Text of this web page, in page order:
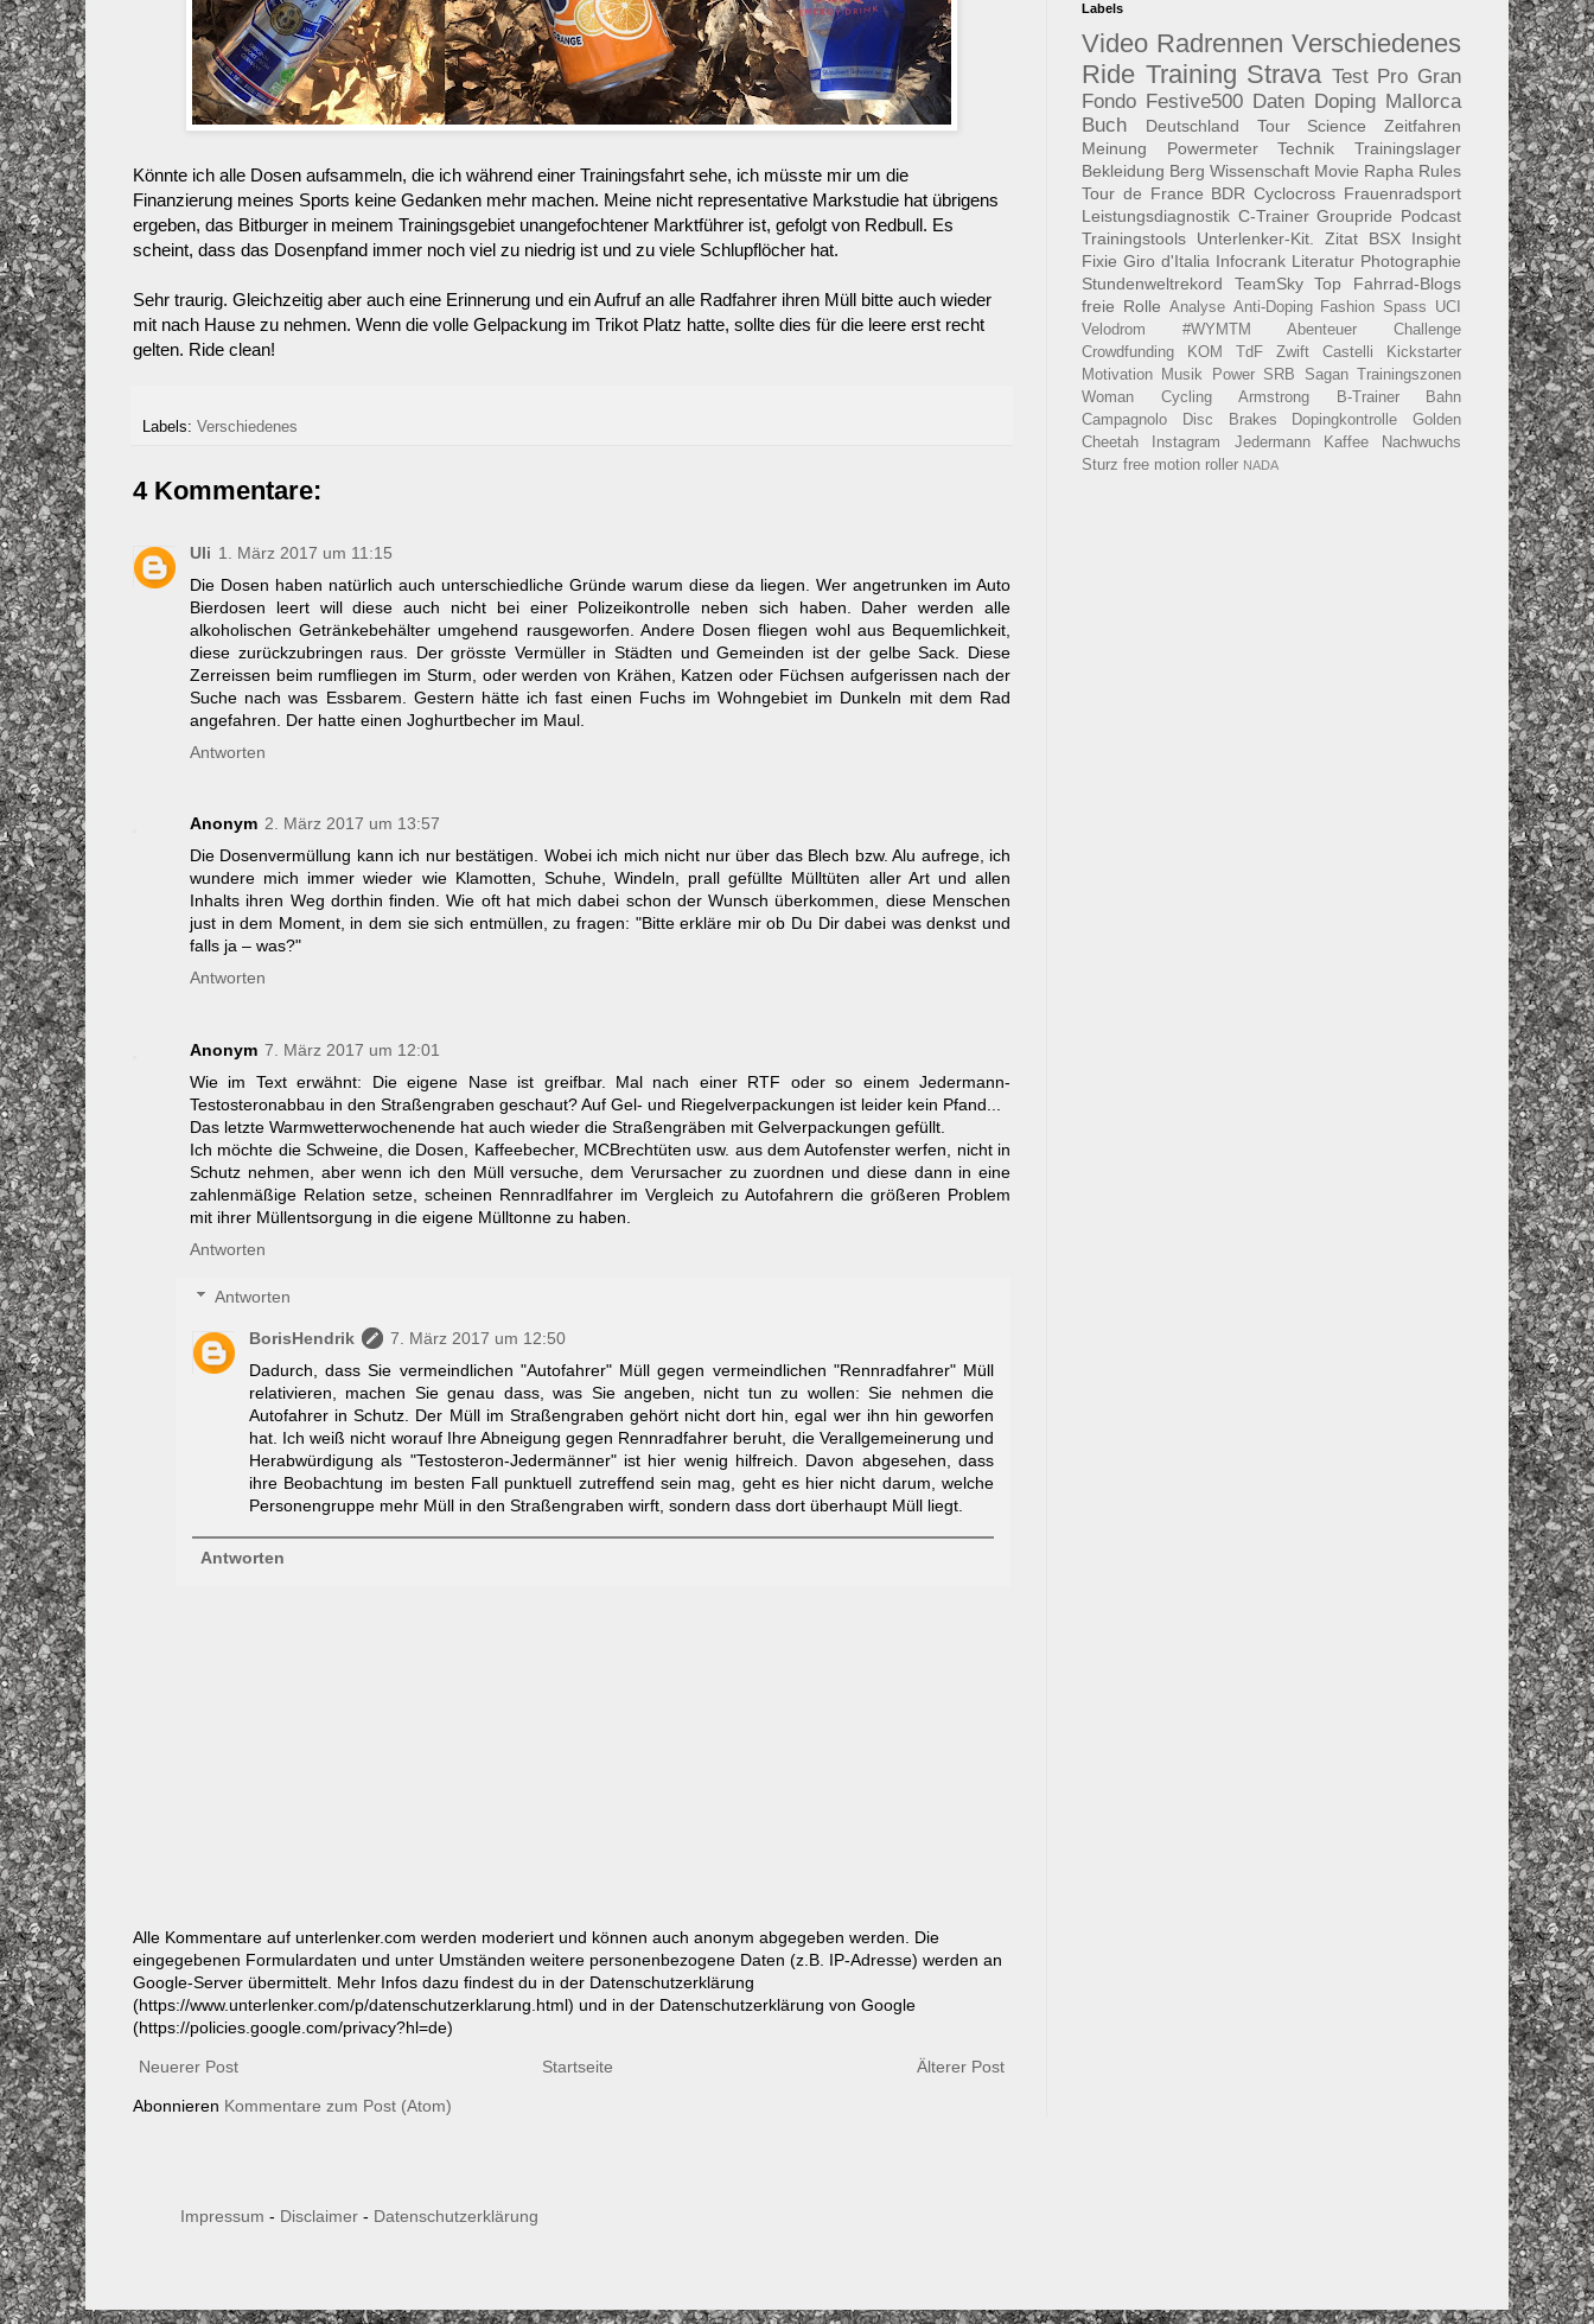
Könnte ich alle Dosen aufsammeln, die ich während einer Trainingsfahrt sehe, ich müsste mir um die
Finanzierung meines Sports keine Gedanken mehr machen. Meine nicht representative Markstudie hat übrigens
ergeben, das Bitburger in meinem Trainingsgebiet unangefochtener Marktführer ist, gefolgt von Redbull. Es
scheint, dass das Dosenpfand immer noch viel zu niedrig ist und zu viele Schlupflöcher hat.
Sehr traurig. Gleichzeitig aber auch eine Erinnerung und ein Aufruf an alle Radfahrer ihren Müll bitte auch wieder
mit nach Hause zu nehmen. Wenn die volle Gelpackung im Trikot Platz hatte, sollte dies für die leere erst recht
gelten. Ride clean!
Labels: Verschiedenes
4 Kommentare:
Uli 1. März 2017 um 11:15
Die Dosen haben natürlich auch unterschiedliche Gründe warum diese da liegen. Wer angetrunken im Auto
Bierdosen leert will diese auch nicht bei einer Polizeikontrolle neben sich haben. Daher werden alle
alkoholischen Getränkebehälter umgehend rausgeworfen. Andere Dosen fliegen wohl aus Bequemlichkeit,
diese zurückzubringen raus. Der grösste Vermüller in Städten und Gemeinden ist der gelbe Sack. Diese
Zerreissen beim rumfliegen im Sturm, oder werden von Krähen, Katzen oder Füchsen aufgerissen nach der
Suche nach was Essbarem. Gestern hätte ich fast einen Fuchs im Wohngebiet im Dunkeln mit dem Rad
angefahren. Der hatte einen Joghurtbecher im Maul.
Antworten
Anonym 2. März 2017 um 13:57
Die Dosenvermüllung kann ich nur bestätigen. Wobei ich mich nicht nur über das Blech bzw. Alu aufrege, ich
wundere mich immer wieder wie Klamotten, Schuhe, Windeln, prall gefüllte Mülltüten aller Art und allen
Inhalts ihren Weg dorthin finden. Wie oft hat mich dabei schon der Wunsch überkommen, diese Menschen
just in dem Moment, in dem sie sich entmüllen, zu fragen: "Bitte erkläre mir ob Du Dir dabei was denkst und
falls ja – was?"
Antworten
Anonym 7. März 2017 um 12:01
Wie im Text erwähnt: Die eigene Nase ist greifbar. Mal nach einer RTF oder so einem Jedermann-
Testosteronabbau in den Straßengraben geschaut? Auf Gel- und Riegelverpackungen ist leider kein Pfand...
Das letzte Warmwetterwochenende hat auch wieder die Straßengräben mit Gelverpackungen gefüllt.
Ich möchte die Schweine, die Dosen, Kaffeebecher, MCBrechtüten usw. aus dem Autofenster werfen, nicht in
Schutz nehmen, aber wenn ich den Müll versuche, dem Verursacher zu zuordnen und diese dann in eine
zahlenmäßige Relation setze, scheinen Rennradlfahrer im Vergleich zu Autofahrern die größeren Problem
mit ihrer Müllentsorgung in die eigene Mülltonne zu haben.
Antworten
Antworten
BorisHendrik
7. März 2017 um 12:50
Dadurch, dass Sie vermeindlichen "Autofahrer" Müll gegen vermeindlichen "Rennradfahrer" Müll
relativieren, machen Sie genau dass, was Sie angeben, nicht tun zu wollen: Sie nehmen die
Autofahrer in Schutz. Der Müll im Straßengraben gehört nicht dort hin, egal wer ihn hin geworfen
hat. Ich weiß nicht worauf Ihre Abneigung gegen Rennradfahrer beruht, die Verallgemeinerung und
Herabwürdigung als "Testosteron-Jedermänner" ist hier wenig hilfreich. Davon abgesehen, dass
ihre Beobachtung im besten Fall punktuell zutreffend sein mag, geht es hier nicht darum, welche
Personengruppe mehr Müll in den Straßengraben wirft, sondern dass dort überhaupt Müll liegt.
Antworten
Alle Kommentare auf unterlenker.com werden moderiert und können auch anonym abgegeben werden. Die
eingegebenen Formulardaten und unter Umständen weitere personenbezogene Daten (z.B. IP-Adresse) werden an
Google-Server übermittelt. Mehr Infos dazu findest du in der Datenschutzerklärung
(https://www.unterlenker.com/p/datenschutzerklarung.html) und in der Datenschutzerklärung von Google
(https://policies.google.com/privacy?hl=de)
Neuerer Post Älterer Post
Startseite
Abonnieren Kommentare zum Post (Atom)
Labels
Video Radrennen Verschiedenes
Ride Training Strava Test Pro Gran
Fondo Festive500 Daten Doping Mallorca
Buch
Deutschland Tour Science
Zeitfahren
Meinung
Powermeter Technik
Trainingslager
Bekleidung Berg Wissenschaft Movie Rapha Rules
Tour de France BDR Cyclocross Frauenradsport
Leistungsdiagnostik C-Trainer Groupride Podcast
Trainingstools
Unterlenker-Kit. Zitat
BSX Insight
Fixie Giro d'Italia Infocrank Literatur Photographie
Stundenweltrekord
TeamSky
Top Fahrrad-Blogs
freie Rolle Analyse Anti-Doping Fashion Spass
UCI
Velodrom
#WYMTM Abenteuer
Challenge
Crowdfunding
KOM TdF Zwift Castelli
Kickstarter
Motivation
Musik Power SRB Sagan
Trainingszonen
Woman Cycling
Armstrong B-Trainer
Bahn
Campagnolo
Disc Brakes Dopingkontrolle
Golden
Cheetah
Instagram Jedermann Kaffee
Nachwuchs
Sturz free motion roller NADA
Impressum - Disclaimer - Datenschutzerklärung